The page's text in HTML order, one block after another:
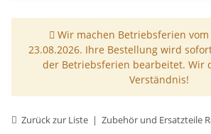
Wir machen Betriebsferien vom
23.08.2026. Ihre Bestellung wird
der Betriebsferien bearbeitet. Wir
Verständnis!
Zurück zur Liste Zubehör und Ersatzteile